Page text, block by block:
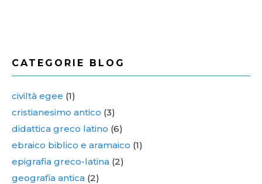
CATEGORIE BLOG
civiltà egee (1)
cristianesimo antico (3)
didattica greco latino (6)
ebraico biblico e aramaico (1)
epigrafia greco-latina (2)
geografia antica (2)